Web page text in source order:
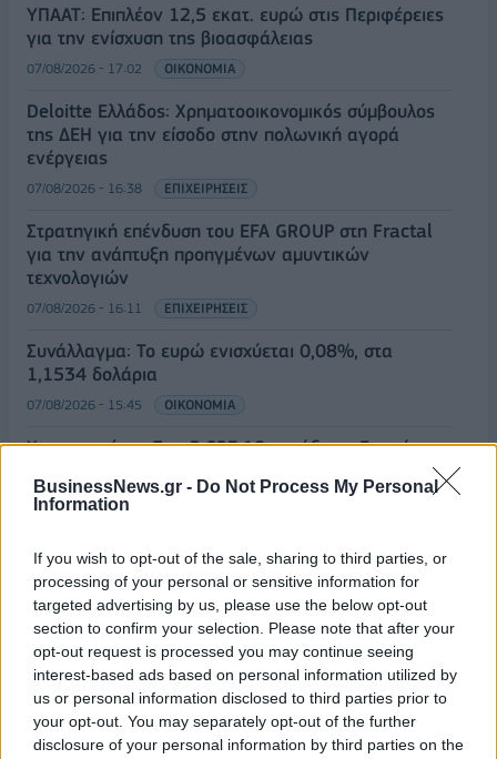
BusinessNews.gr - Do Not Process My Personal
Information
If you wish to opt-out of the sale, sharing to third parties, or
processing of your personal or sensitive information for
targeted advertising by us, please use the below opt-out
section to confirm your selection. Please note that after your
opt-out request is processed you may continue seeing
interest-based ads based on personal information utilized by
us or personal information disclosed to third parties prior to
your opt-out. You may separately opt-out of the further
disclosure of your personal information by third parties on the
ΥΠΑΑΤ: Επιπλέον 12,5 εκατ. ευρώ στις Περιφέρειες
για την ενίσχυση της βιοασφάλειας
07/08/2026 - 17:02 ΟΙΚΟΝΟΜΙΑ
Deloitte Ελλάδος: Χρηματοοικονομικός σύμβουλος
της ΔΕΗ για την είσοδο στην πολωνική αγορά
ενέργειας
07/08/2026 - 16:38 ΕΠΙΧΕΙΡΗΣΕΙΣ
Στρατηγική επένδυση του EFA GROUP στη Fractal
για την ανάπτυξη προηγμένων αμυντικών
τεχνολογιών
07/08/2026 - 16:11 ΕΠΙΧΕΙΡΗΣΕΙΣ
Συνάλλαγμα: Το ευρώ ενισχύεται 0,08%, στα
1,1534 δολάρια
07/08/2026 - 15:45 ΟΙΚΟΝΟΜΙΑ
Χρηματιστήριο: Στις 2.623,19 μονάδες ο Γενικός
07/08/2026 - 15:21 ΟΙΚΟΝΟΜΙΑ
άνω των 40°C σε Ιταλία, Ισπανία και Βαλκάνια
07/08/2026 - 14:58 ΚΟΣΜΟΣ
Fourlis: Συμφωνία για την πώληση συμμετοχής στο
Sofia South Ring Mall έναντι 49,35 εκατ. ευρώ
07/08/2026 - 14:39 ΕΠΙΧΕΙΡΗΣΕΙΣ
ΥΠΠΟ: Επιχορηγήσεις 1.106.000 ευρώ για την